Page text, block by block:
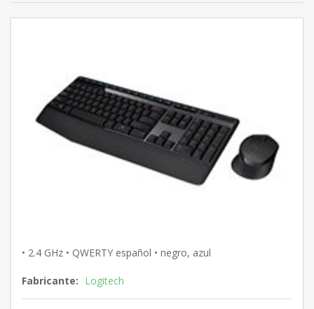
• 2.4 GHz • QWERTY español • negro, azul
Fabricante: Logitech